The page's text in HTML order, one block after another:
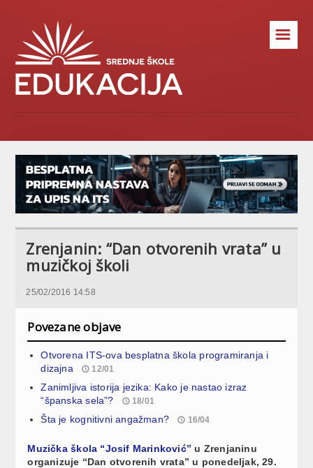
☰
Zrenjanin: “Dan otvorenih vrata” u
muzičkoj školi
25/02/2016 14:58
Povezane objave
Otvorena ITS-ova besplatna škola programiranja i
dizajna
12/01
Zanimljiva istorija jezika: Kako je nastao izraz
“španska sela”?
18/01
Šta je kognitivni angažman? 16/04
Muzička škola “Josif Marinković” u Zrenjaninu
organizuje “Dan otvorenih vrata” u ponedeljak, 29.